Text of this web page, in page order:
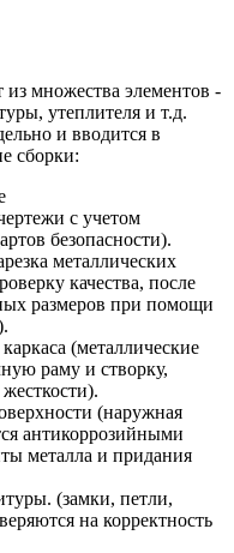
из множества элементов -
утеплителя и т.д.
и вводится в
сборки:
с учетом
безопасности).
металлических
качества, после
размеров при помощи
(металлические
раму и створку,
(наружная
антикоррозийными
металла и придания
(замки, петли,
на корректность